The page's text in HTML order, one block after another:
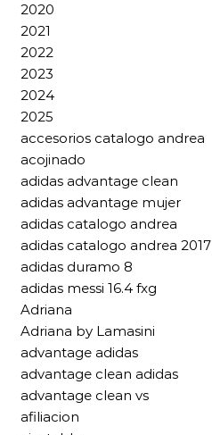
2020
2021
2022
2023
2024
2025
accesorios catalogo andrea
acojinado
adidas advantage clean
adidas advantage mujer
adidas catalogo andrea
adidas catalogo andrea 2017
adidas duramo 8
adidas messi 16.4 fxg
Adriana
Adriana by Lamasini
advantage adidas
advantage clean adidas
advantage clean vs
afiliacion